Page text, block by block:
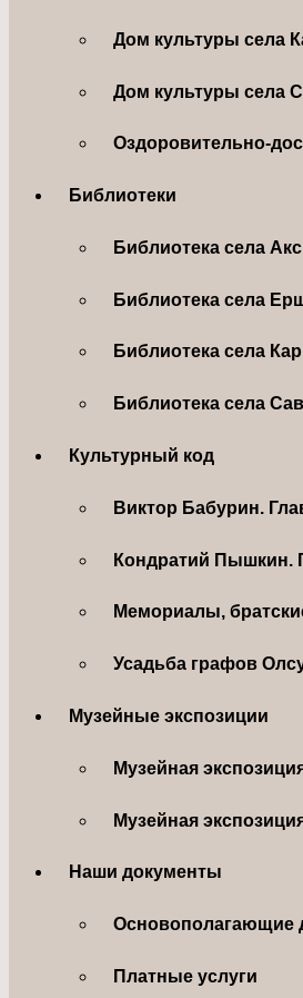
Дом культуры села
Дом культуры села
Оздоровительно-
Библиотеки
Библиотека села
Библиотека села
Библиотека села
Библиотека села
Культурный код
Виктор Бабурин.
Кондратий Пышкин.
Мемориалы,
Усадьба графов
Музейные экспозиции
Музейная
Музейная
Наши документы
Основополагающие
Платные услуги